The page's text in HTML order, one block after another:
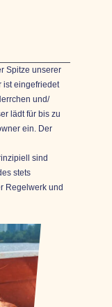
Spitze unserer
ist eingefriedet
und/
lädt für bis zu
ein. Der
sind
stets
Regelwerk und